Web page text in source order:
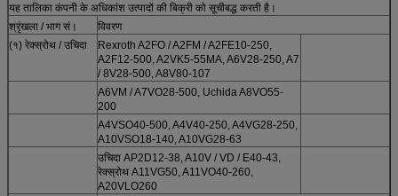
यह तालिका कंपनी के अधिकांश उत्पादों की बिक्री को सूचीबद्ध करती है।
श्रृंखला / भाग सं।
विवरण
(१) रेक्स्रोथ / उचिदा
Rexroth A2FO / A2FM / A2FE10-250,
A2F12-500, A2VK5-55MA, A6V28-250, A7
/ 8V28-500, A8V80-107
A6VM / A7VO28-500, Uchida A8VO55-
200
A4VSO40-500, A4V40-250, A4VG28-250,
A10VSO18-140, A10VG28-63
उचिदा AP2D12-38, A10V / VD / E40-43,
रेक्स्रोथ A11VG50, A11VO40-260,
A20VLO260